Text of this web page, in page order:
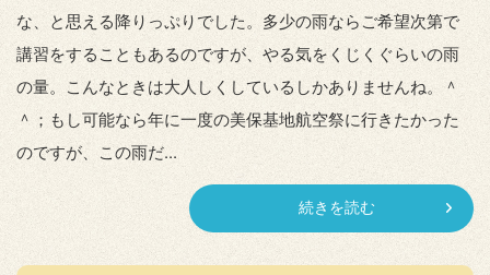
な、と思える降りっぷりでした。多少の雨ならご希望次第で
講習をすることもあるのですが、やる気をくじくぐらいの雨
の量。こんなときは大人しくしているしかありませんね。＾
＾；もし可能なら年に一度の美保基地航空祭に行きたかった
のですが、この雨だ...
続きを読む